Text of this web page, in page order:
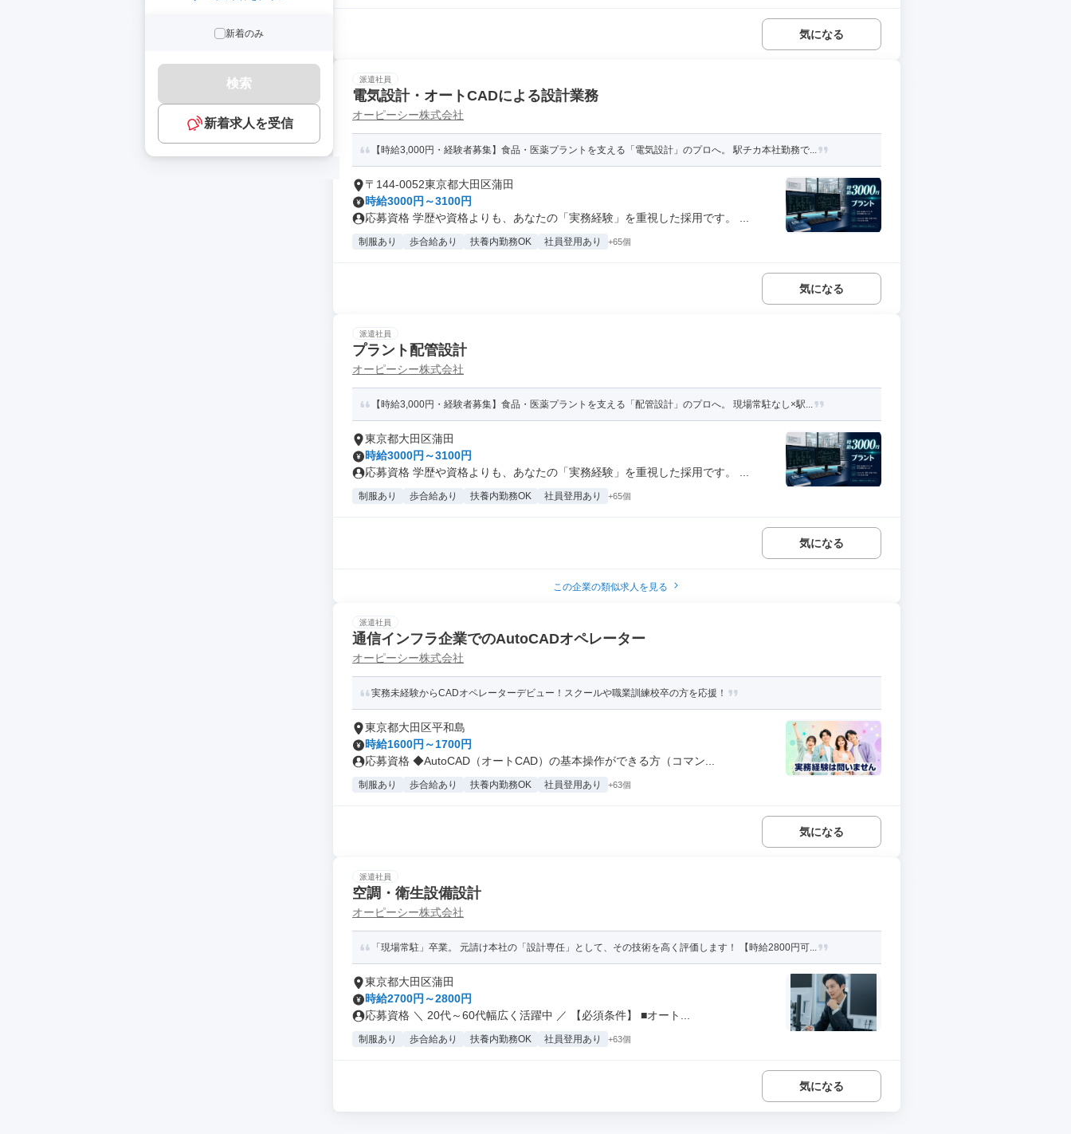
新着のみ
検索
新着求人を受信
気になる
派遣社員
電気設計・オートCADによる設計業務
オーピーシー株式会社
【時給3,000円・経験者募集】食品・医薬プラントを支える「電気設計」のプロへ。 駅チカ本社勤務で...
〒144-0052東京都大田区蒲田
時給3000円～3100円
応募資格 学歴や資格よりも、あなたの「実務経験」を重視した採用です。 ...
制服あり 歩合給あり 扶養内勤務OK 社員登用あり +65個
気になる
派遣社員
プラント配管設計
オーピーシー株式会社
【時給3,000円・経験者募集】食品・医薬プラントを支える「配管設計」のプロへ。 現場常駐なし×駅...
東京都大田区蒲田
時給3000円～3100円
応募資格 学歴や資格よりも、あなたの「実務経験」を重視した採用です。 ...
制服あり 歩合給あり 扶養内勤務OK 社員登用あり +65個
気になる
この企業の類似求人を見る
派遣社員
通信インフラ企業でのAutoCADオペレーター
オーピーシー株式会社
実務未経験からCADオペレーターデビュー！スクールや職業訓練校卒の方を応援！
東京都大田区平和島
時給1600円～1700円
応募資格 ◆AutoCAD（オートCAD）の基本操作ができる方（コマン...
制服あり 歩合給あり 扶養内勤務OK 社員登用あり +63個
気になる
派遣社員
空調・衛生設備設計
オーピーシー株式会社
「現場常駐」卒業。 元請け本社の「設計専任」として、その技術を高く評価します！ 【時給2800円可...
東京都大田区蒲田
時給2700円～2800円
応募資格 ＼ 20代～60代幅広く活躍中 ／ 【必須条件】 ■オート...
制服あり 歩合給あり 扶養内勤務OK 社員登用あり +63個
気になる